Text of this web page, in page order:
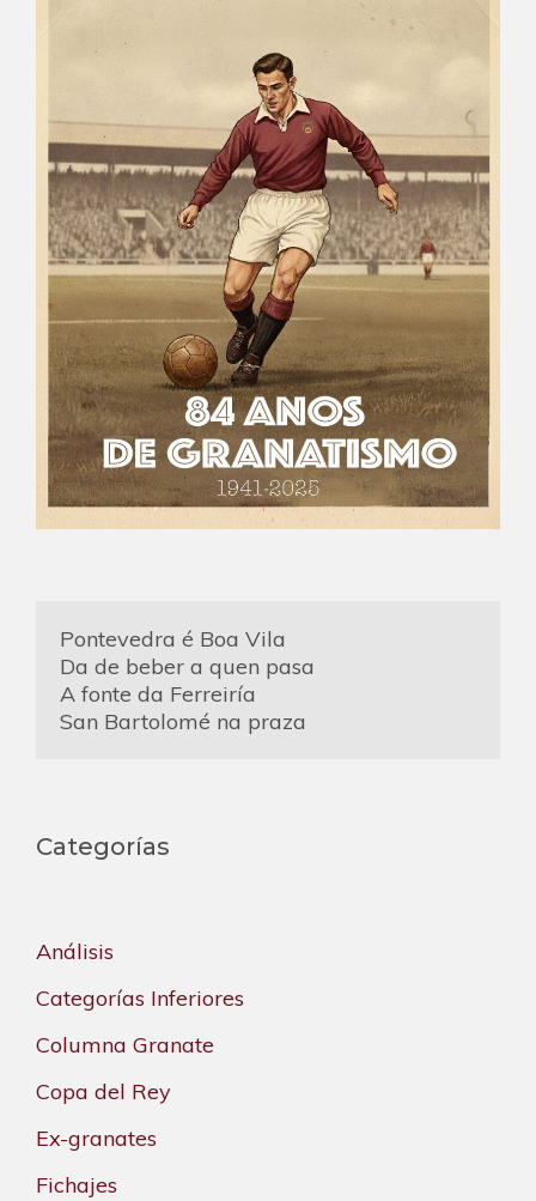
Pontevedra é Boa Vila
Da de beber a quen pasa
A fonte da Ferreiría
San Bartolomé na praza
Categorías
Análisis
Categorías Inferiores
Columna Granate
Copa del Rey
Ex-granates
Fichajes